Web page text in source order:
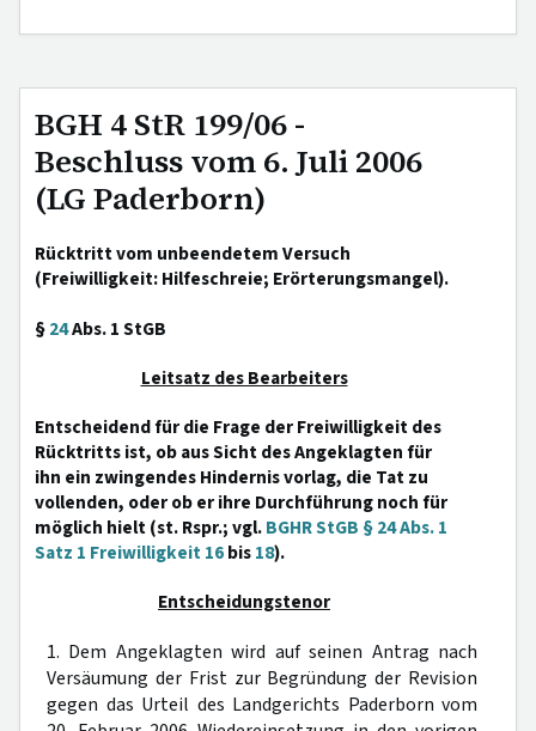
BGH 4 StR 199/06 -
Beschluss vom 6. Juli 2006
(LG Paderborn)
Rücktritt vom unbeendetem Versuch
(Freiwilligkeit: Hilfeschreie; Erörterungsmangel).
§24Abs. 1 StGB
Leitsatz des Bearbeiters
Entscheidend für die Frage der Freiwilligkeit des
Rücktritts ist, ob aus Sicht des Angeklagten für
ihn ein zwingendes Hindernis vorlag, die Tat zu
vollenden, oder ob er ihre Durchführung noch für
möglich hielt (st. Rspr.; vgl.BGHR StGB § 24 Abs. 1
Satz 1 Freiwilligkeit 16bis18).
Entscheidungstenor
1. Dem Angeklagten wird auf seinen Antrag nach
Versäumung der Frist zur Begründung der Revision
gegen das Urteil des Landgerichts Paderborn vom